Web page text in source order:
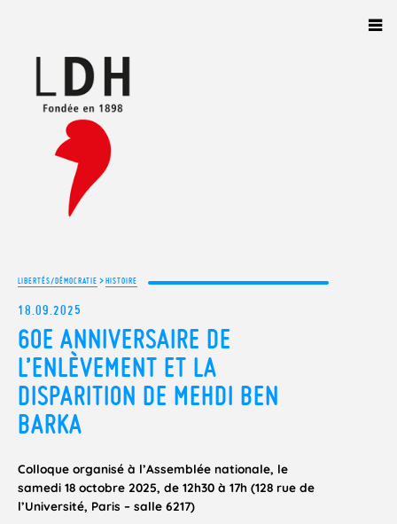
LIBERTÉS/DÉMOCRATIE >HISTOIRE
18.09.2025
60E ANNIVERSAIRE DE
L’ENLÈVEMENT ET LA
DISPARITION DE MEHDI BEN
BARKA
Colloque organisé à l’Assemblée nationale, le
samedi 18 octobre 2025, de 12h30 à 17h (128 rue de
l’Université, Paris – salle 6217)